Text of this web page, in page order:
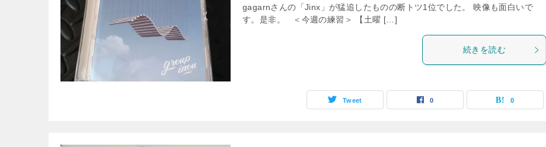
gagarnさんの「Jinx」が猛追したものの断トツ1位でした。 映像も面白いで
す。是非。 ＜今週の練習＞ 【土曜 […]
続きを読む
Tweet 0 0